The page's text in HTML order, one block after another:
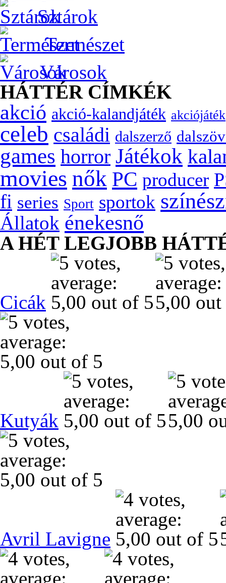
Sztárok
Természet
Városok
HÁTTÉR CÍMKÉK
akció akció-kalandjáték akciójáték
celeb családi dalszerző
games horror Játékok
movies nők PC producer
fi series Sport sportok
Állatok énekesnő
A HÉT LEGJOBB
Cicák
Kutyák
Avril Lavigne